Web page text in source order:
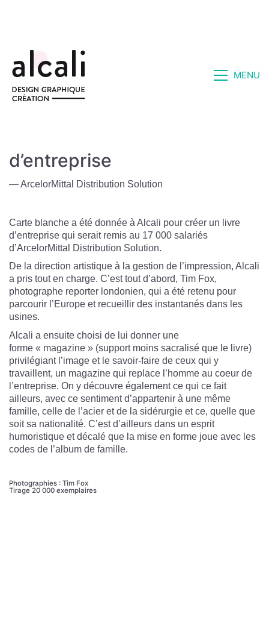
MENU
d’entreprise
— ArcelorMittal Distribution Solution
Carte blanche a été donnée à Alcali pour créer un livre
d’entreprise qui serait remis au 17 000 salariés
d’ArcelorMittal Distribution Solution.
De la direction artistique à la gestion de l’impression, Alcali
a pris tout en charge. C’est tout d’abord, Tim Fox,
photographe reporter londonien, qui a été retenu pour
parcourir l’Europe et recueillir des instantanés dans les
usines.
Alcali a ensuite choisi de lui donner une
forme « magazine » (support moins sacralisé que le livre)
privilégiant l’image et le savoir-faire de ceux qui y
travaillent, un magazine qui replace l’homme au coeur de
l’entreprise. On y découvre également ce qui ce fait
ailleurs, avec ce sentiment d’appartenir à une même
famille, celle de l’acier et de la sidérurgie et ce, quelle que
soit sa nationalité. C’est d’ailleurs dans un esprit
humoristique et décalé que la mise en forme joue avec les
codes de l’album de famille.
Photographies : Tim Fox
Tirage 20 000 exemplaires